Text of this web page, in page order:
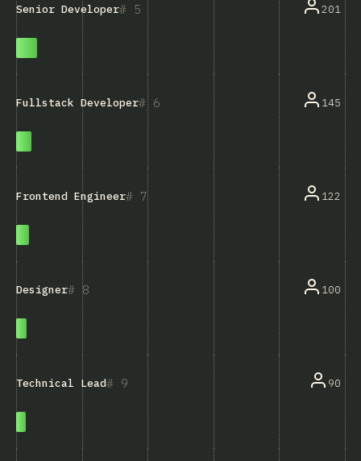
5
Senior Developer 201
6
Fullstack Developer 145
7
Frontend Engineer 122
8
Designer 100
9
Technical Lead 90